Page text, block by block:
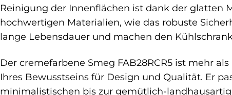
Reinigung der Innenflächen ist dank der glatten
hochwertigen Materialien, wie das robuste
lange Lebensdauer und machen den
Der cremefarbene Smeg FAB28RCR5 ist mehr
Ihres Bewusstseins für Design und Qualität. Er
minimalistischen bis zur gemütlich-